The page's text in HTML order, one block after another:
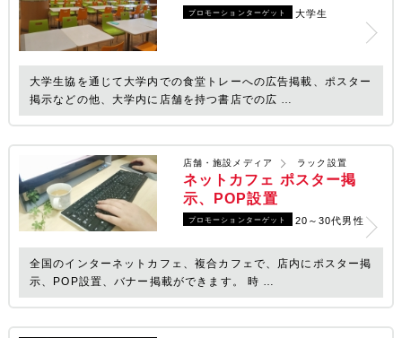
プロモーションターゲット 大学生
大学生協を通じて大学内での食堂トレーへの広告掲載、ポスター
掲示などの他、大学内に店舗を持つ書店での広 …
店舗・施設メディア ラック設置
ネットカフェ ポスター掲
示、POP設置
プロモーションターゲット 20～30代男性
全国のインターネットカフェ、複合カフェで、店内にポスター掲
示、POP設置、バナー掲載ができます。 時 …